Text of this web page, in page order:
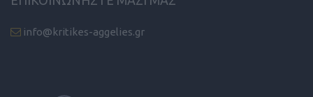
info@kritikes-aggelies.gr